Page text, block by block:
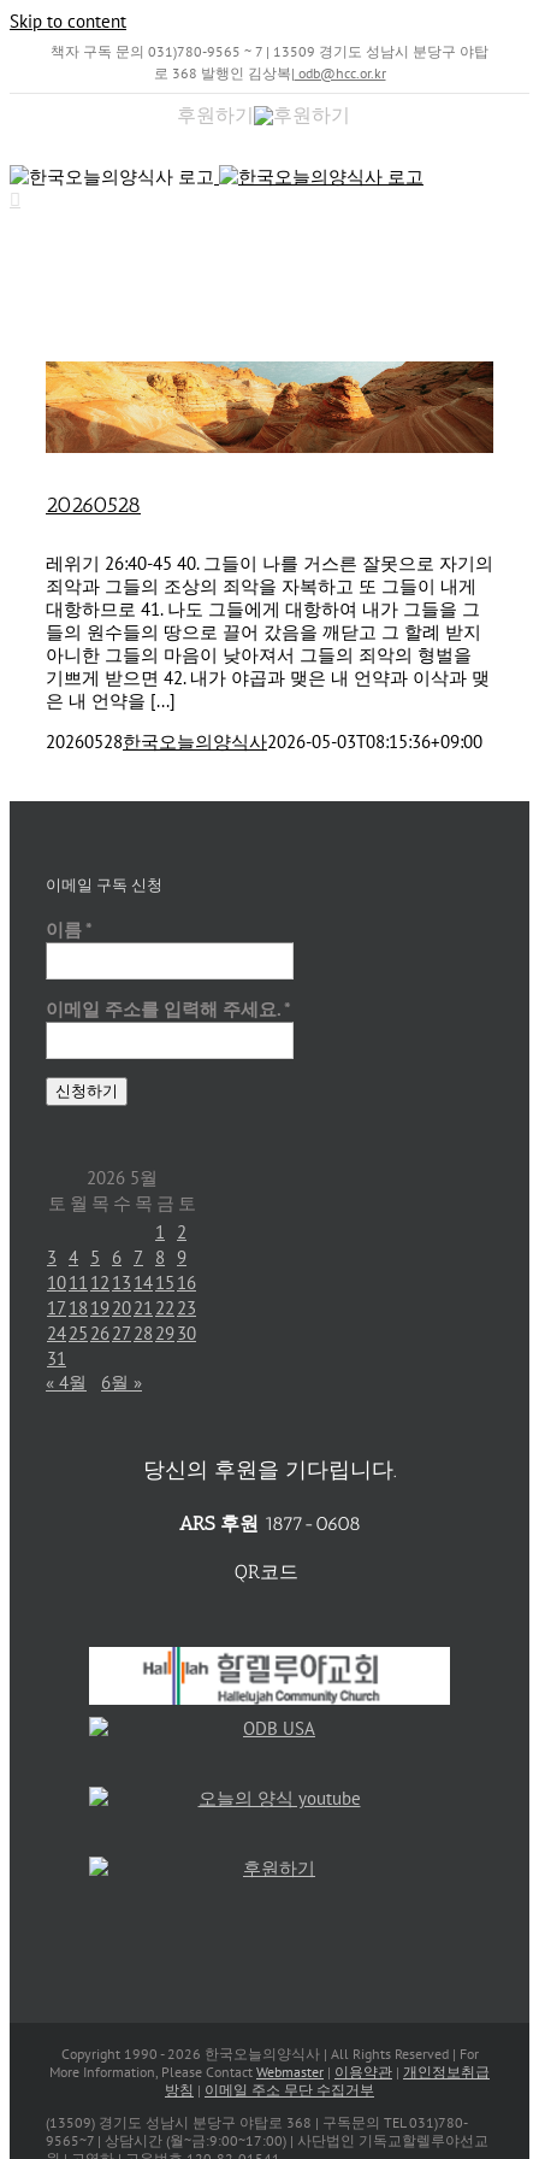
Skip to content
책자 구독 문의 031)780-9565 ~ 7 | 13509 경기도 성남시 분당구 야탑
로 368 발행인 김상복| odb@hcc.or.kr
후원하기
20260528
레위기 26:40-45 40. 그들이 나를 거스른 잘못으로 자기의
죄악과 그들의 조상의 죄악을 자복하고 또 그들이 내게
대항하므로 41. 나도 그들에게 대항하여 내가 그들을 그
들의 원수들의 땅으로 끌어 갔음을 깨닫고 그 할례 받지
아니한 그들의 마음이 낮아져서 그들의 죄악의 형벌을
기쁘게 받으면 42. 내가 야곱과 맺은 내 언약과 이삭과 맺
은 내 언약을 [...]
20260528한국오늘의양식사2026-05-03T08:15:36+09:00
이메일 구독 신청
이름 *
이메일 주소를 입력해 주세요. *
2026 5월
토 월 목 수 목 금 토
1
2
3 4 5 6 7 8 9
1011 12 13 1415 16
17 18 192021 22 23
2425 2627 28 2930
31
« 4월
6월 »
당신의 후원을 기다립니다.
ARS 후원 1877-0608
QR코드
Copyright 1990 - 2026 한국오늘의양식사 | All Rights Reserved | For
More Information, Please Contact Webmaster | 이용약관 | 개인정보취급
방침 | 이메일 주소 무단 수집거부
(13509) 경기도 성남시 분당구 야탑로 368 | 구독문의 TEL 031)780-
9565~7 | 상담시간 (월~금:9:00~17:00) | 사단법인 기독교할렐루야선교